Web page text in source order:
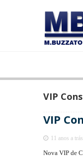
VIP
VIP
11 anos a trás
Nova VIP de